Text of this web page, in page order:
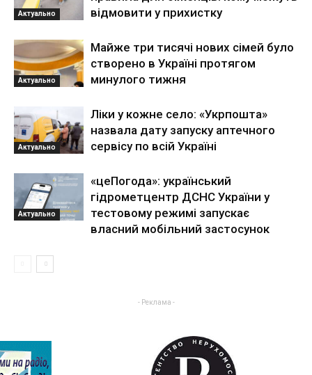
Актуально
відмовити у прихистку
Актуально
Майже три тисячі нових сімей було
створено в Україні протягом
минулого тижня
Актуально
Ліки у кожне село: «Укрпошта»
назвала дату запуску аптечного
сервісу по всій Україні
Актуально
«цеПогода»: український
гідрометцентр ДСНС України у
тестовому режимі запускає
власний мобільний застосунок
- Реклама -